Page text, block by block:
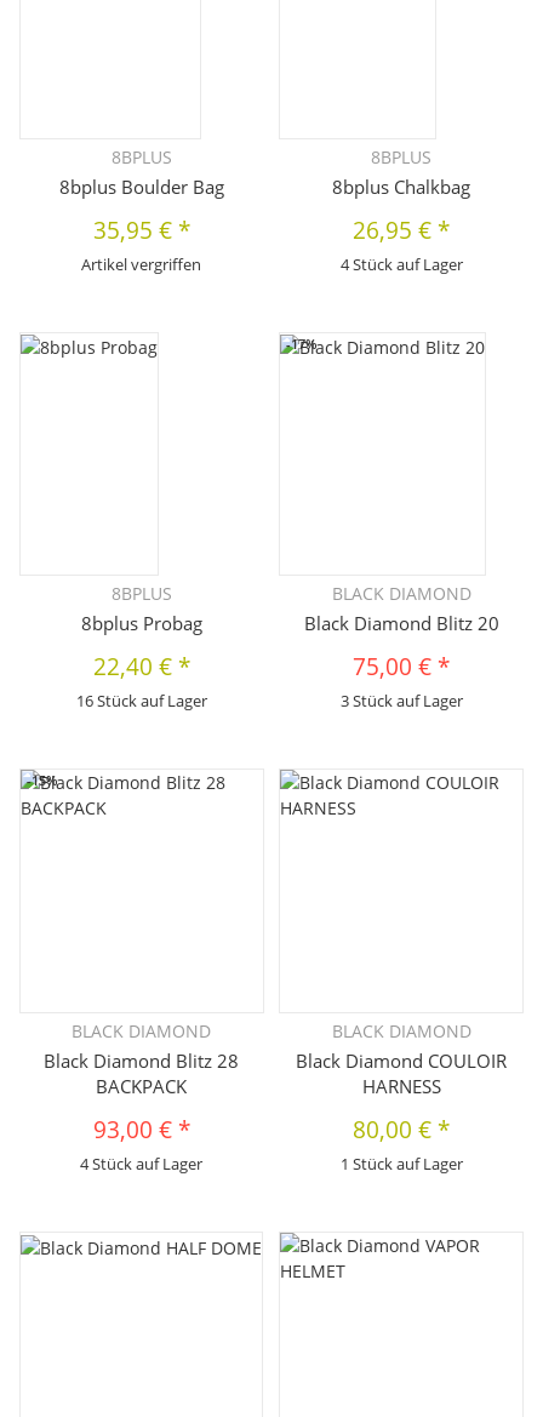
8BPLUS
8bplus Boulder Bag
35,95 € *
Artikel vergriffen
8BPLUS
8bplus Chalkbag
26,95 € *
4 Stück auf Lager
8BPLUS
8bplus Probag
22,40 € *
16 Stück auf Lager
-17%
BLACK DIAMOND
Black Diamond Blitz 20
75,00 € *
3 Stück auf Lager
-15%
BLACK DIAMOND
Black Diamond Blitz 28
BACKPACK
93,00 € *
4 Stück auf Lager
BLACK DIAMOND
Black Diamond COULOIR
HARNESS
80,00 € *
1 Stück auf Lager